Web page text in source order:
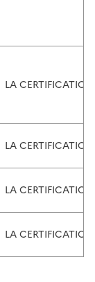
LA
LA
LA
LA